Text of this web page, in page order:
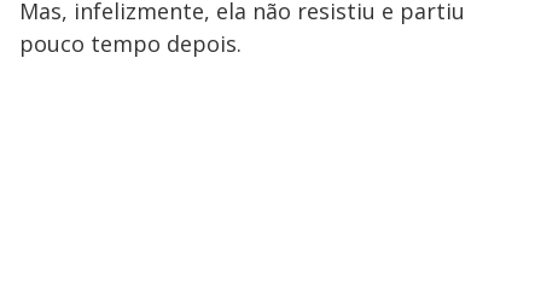
Mas, infelizmente, ela não resistiu e partiu
pouco tempo depois.